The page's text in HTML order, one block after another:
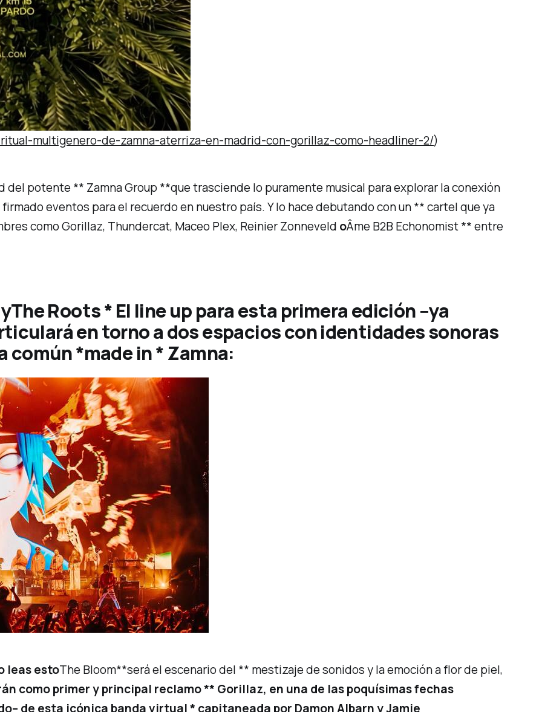
multigenero-de-zamna-aterriza-en-madrid-con-gorillaz-como-headliner-2/)
del potente ** Zamna Group **que trasciende lo puramente musical para explorar la conexión
eventos para el recuerdo en nuestro país. Y lo hace debutando con un ** cartel que ya
como Gorillaz, Thundercat, Maceo Plex, Reinier Zonneveld oÂme B2B Echonomist ** entre
The Roots * El line up para esta primera edición –ya
en torno a dos espacios con identidades sonoras
común *made in * Zamna:
leas estoThe Bloom**será el escenario del ** mestizaje de sonidos y la emoción a flor de piel,
como primer y principal reclamo ** Gorillaz, en una de las poquísimas fechas
de esta icónica banda virtual * capitaneada por Damon Albarn y Jamie